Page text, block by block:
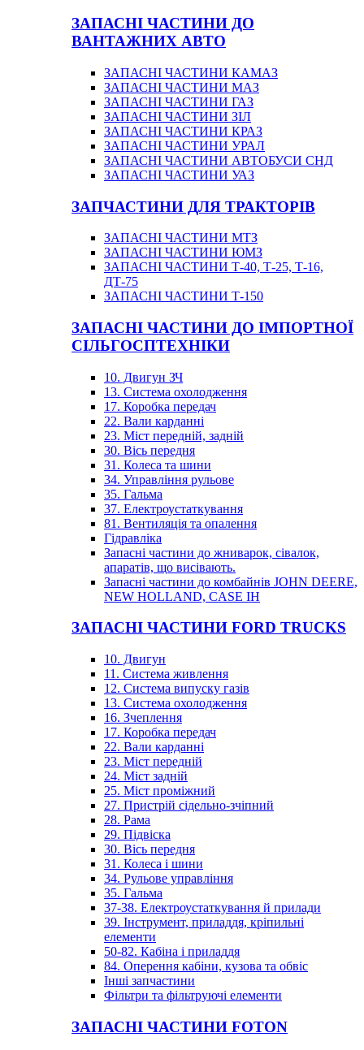
ЗАПАСНІ ЧАСТИНИ ДО
ВАНТАЖНИХ АВТО
ЗАПАСНІ ЧАСТИНИ КАМАЗ
ЗАПАСНІ ЧАСТИНИ МАЗ
ЗАПАСНІ ЧАСТИНИ ГАЗ
ЗАПАСНІ ЧАСТИНИ ЗІЛ
ЗАПАСНІ ЧАСТИНИ КРАЗ
ЗАПАСНІ ЧАСТИНИ УРАЛ
ЗАПАСНІ ЧАСТИНИ АВТОБУСИ СНД
ЗАПАСНІ ЧАСТИНИ УАЗ
ЗАПЧАСТИНИ ДЛЯ ТРАКТОРІВ
ЗАПАСНІ ЧАСТИНИ МТЗ
ЗАПАСНІ ЧАСТИНИ ЮМЗ
ЗАПАСНІ ЧАСТИНИ Т-40, Т-25, Т-16,
ДТ-75
ЗАПАСНІ ЧАСТИНИ Т-150
ЗАПАСНІ ЧАСТИНИ ДО ІМПОРТНОЇ
СІЛЬГОСПТЕХНІКИ
10. Двигун ЗЧ
13. Система охолодження
17. Коробка передач
22. Вали карданні
23. Міст передній, задній
30. Вісь передня
31. Колеса та шини
34. Управління рульове
35. Гальма
37. Електроустаткування
81. Вентиляція та опалення
Гідравліка
Запасні частини до жниварок, сівалок,
апаратів, що висівають.
Запасні частини до комбайнів JOHN DEERE,
NEW HOLLAND, CASE IH
ЗАПАСНІ ЧАСТИНИ FORD TRUCKS
10. Двигун
11. Система живлення
12. Система випуску газів
13. Система охолодження
16. Зчеплення
17. Коробка передач
22. Вали карданні
23. Міст передній
24. Міст задній
25. Міст проміжний
27. Пристрій сідельно-зчіпний
28. Рама
29. Підвіска
30. Вісь передня
31. Колеса і шини
34. Рульове управління
35. Гальма
37-38. Електроустаткування й прилади
39. Інструмент, приладдя, кріпильні
елементи
50-82. Кабіна і приладдя
84. Оперення кабіни, кузова та обвіс
Інші запчастини
Фільтри та фільтруючі елементи
ЗАПАСНІ ЧАСТИНИ FOTON